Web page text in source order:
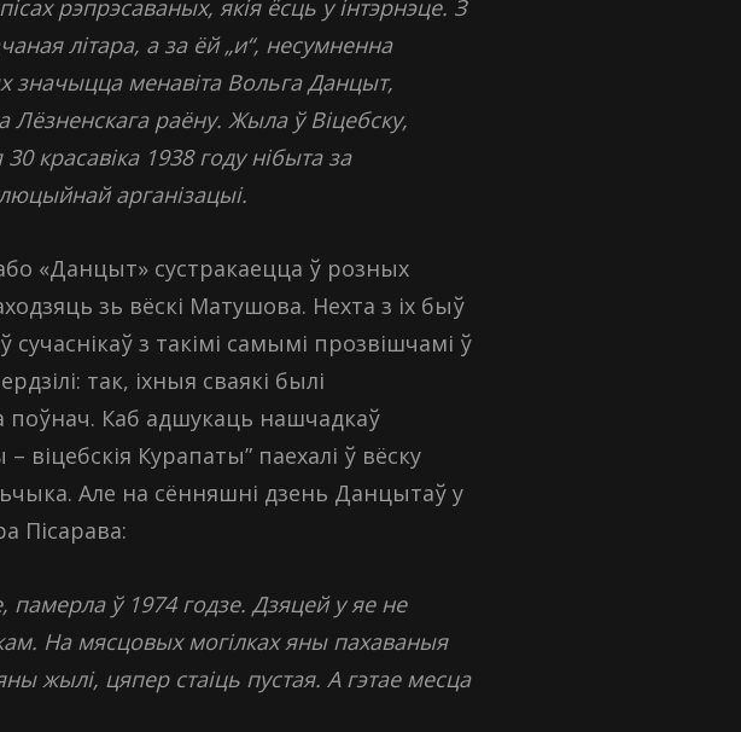
рэпрэсаваных, якія ёсць у інтэрнэце. З
літара, а за ёй „и“, несумненна
значыцца менавіта Вольга Данцыт,
раёну. Жыла ў Віцебску,
красавіка 1938 году нібыта за
арганізацыі.
«Данцыт» сустракаецца ў розных
зь вёскі Матушова. Нехта з іх быў
з такімі самымі прозвішчамі ў
так, іхныя сваякі былі
поўнач. Каб адшукаць нашчадкаў
Курапаты” паехалі ў вёску
Але на сённяшні дзень Данцытаў у
Пісарава:
ў 1974 годзе. Дзяцей у яе не
На мясцовых могілках яны пахаваныя
жылі, цяпер стаіць пустая. А гэтае месца